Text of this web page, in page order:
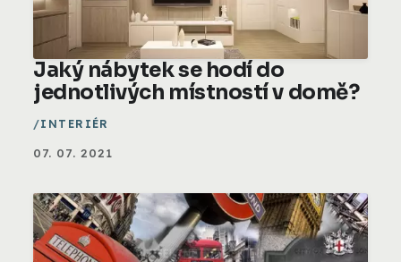
Jaký nábytek se hodí do
jednotlivých místností v domě?
INTERIÉR
07. 07. 2021